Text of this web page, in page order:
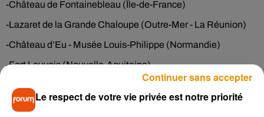
-Château de Fontainebleau (Île-de-France)
-Lazaret de la Grande Chaloupe (Outre-Mer - La Réunion)
-Château d’Eu - Musée Louis-Philippe (Normandie)
-Fort Louvois (Nouvelle-Aquitaine)
-Circuit des 24 Heures du Mans (Pays de la Loire)
Le respect de votre vie privée est notre priorité
Continuer sans accepter